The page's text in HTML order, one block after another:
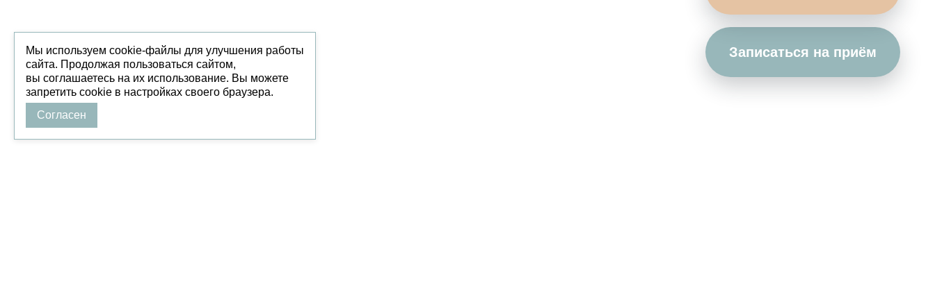
Мы используем cookie-файлы для улучшения работы
сайта. Продолжая пользоваться сайтом,
вы соглашаетесь на их использование. Вы можете
запретить cookie в настройках своего браузера.
Согласен
Записаться на приём